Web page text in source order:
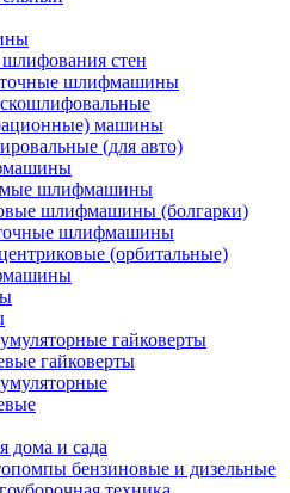
стен
шлифмашины
машины
(для авто)
шлифмашины
шлифмашины (болгарки)
шлифмашины
(орбитальные)
гайковерты
гайковерты
дома и сада
бензиновые и дизельные